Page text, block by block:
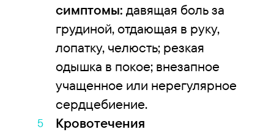
симптомы: давящая боль за
грудиной, отдающая в руку,
лопатку, челюсть; резкая
одышка в покое; внезапное
учащенное или нерегулярное
сердцебиение.
Кровотечения